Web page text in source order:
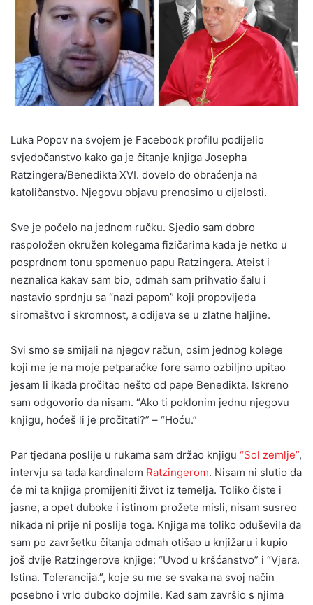
Luka Popov na svojem je Facebook profilu podijelio
svjedočanstvo kako ga je čitanje knjiga Josepha
Ratzingera/Benedikta XVI. dovelo do obraćenja na
katoličanstvo. Njegovu objavu prenosimo u cijelosti.
Sve je počelo na jednom ručku. Sjedio sam dobro
raspoložen okružen kolegama fizičarima kada je netko u
posprdnom tonu spomenuo papu Ratzingera. Ateist i
neznalica kakav sam bio, odmah sam prihvatio šalu i
nastavio sprdnju sa “nazi papom” koji propovijeda
siromaštvo i skromnost, a odijeva se u zlatne haljine.
Svi smo se smijali na njegov račun, osim jednog kolege
koji me je na moje petparačke fore samo ozbiljno upitao
jesam li ikada pročitao nešto od pape Benedikta. Iskreno
sam odgovorio da nisam. “Ako ti poklonim jednu njegovu
knjigu, hoćeš li je pročitati?” – “Hoću.”
Par tjedana poslije u rukama sam držao knjigu “Sol zemlje”,
intervju sa tada kardinalom Ratzingerom. Nisam ni slutio da
će mi ta knjiga promijeniti život iz temelja. Toliko čiste i
jasne, a opet duboke i istinom prožete misli, nisam susreo
nikada ni prije ni poslije toga. Knjiga me toliko oduševila da
sam po završetku čitanja odmah otišao u knjižaru i kupio
još dvije Ratzingerove knjige: “Uvod u kršćanstvo” i “Vjera.
Istina. Tolerancija.”, koje su me se svaka na svoj način
posebno i vrlo duboko dojmile. Kad sam završio s njima